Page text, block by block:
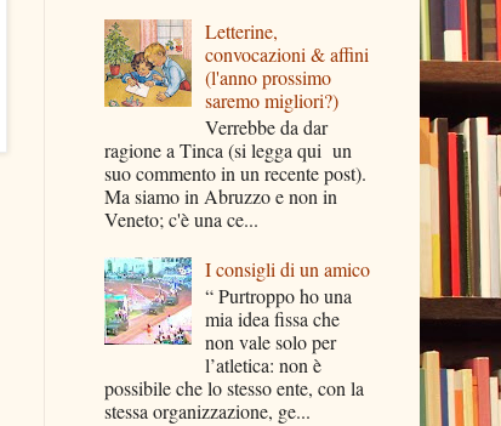
Letterine,
convocazioni & affini
(l'anno prossimo
saremo migliori?)
Verrebbe da dar
ragione a Tinca (si legga qui un
suo commento in un recente post).
Ma siamo in Abruzzo e non in
Veneto; c'è una ce...
I consigli di un amico
“ Purtroppo ho una
mia idea fissa che
non vale solo per
l’atletica: non è
possibile che lo stesso ente, con la
stessa organizzazione, ge...